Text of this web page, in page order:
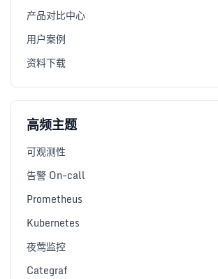
产品对比中心
用户案例
资料下载
高频主题
可观测性
告警 On-call
Prometheus
Kubernetes
夜莺监控
Categraf